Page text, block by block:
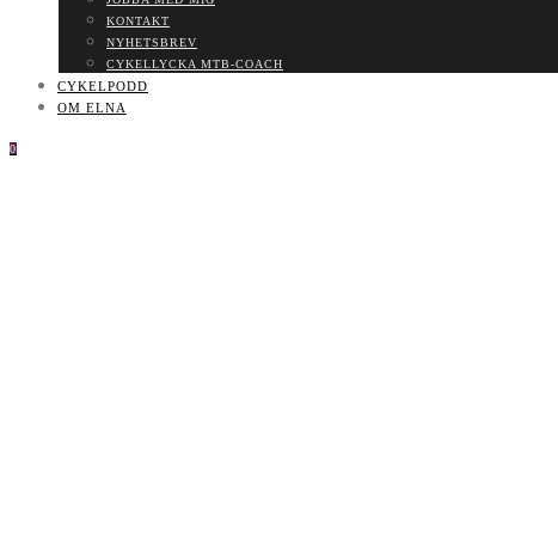
KONTAKT
NYHETSBREV
CYKELLYCKA MTB-COACH
CYKELPODD
OM ELNA
0